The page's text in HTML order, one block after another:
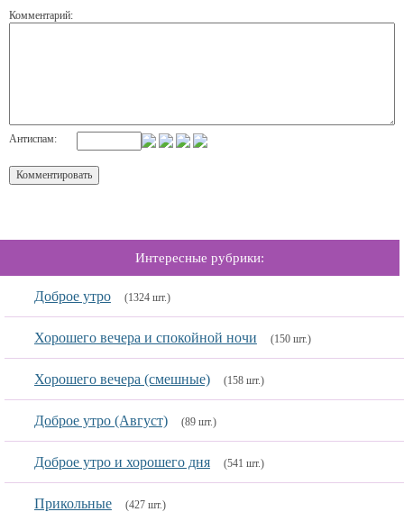
Комментарий:
Антиспам:
Интересные рубрики:
Доброе утро (1324 шт.)
Хорошего вечера и спокойной ночи (150 шт.)
Хорошего вечера (смешные) (158 шт.)
Доброе утро (Август) (89 шт.)
Доброе утро и хорошего дня (541 шт.)
Прикольные (427 шт.)